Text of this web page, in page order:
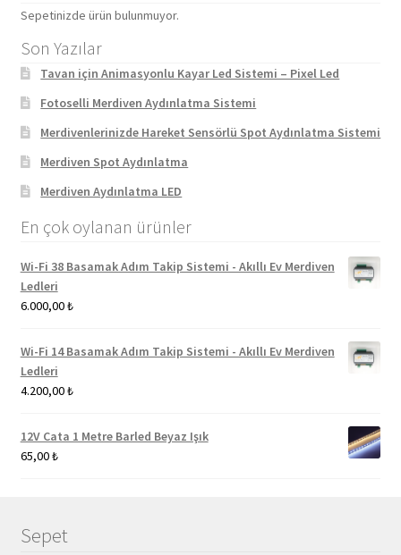
Sepetinizde ürün bulunmuyor.
Son Yazılar
Tavan için Animasyonlu Kayar Led Sistemi – Pixel Led
Fotoselli Merdiven Aydınlatma Sistemi
Merdivenlerinizde Hareket Sensörlü Spot Aydınlatma Sistemi
Merdiven Spot Aydınlatma
Merdiven Aydınlatma LED
En çok oylanan ürünler
Wi-Fi 38 Basamak Adım Takip Sistemi - Akıllı Ev Merdiven
Ledleri
6.000,00₺
Wi-Fi 14 Basamak Adım Takip Sistemi - Akıllı Ev Merdiven
Ledleri
4.200,00₺
12V Cata 1 Metre Barled Beyaz Işık
65,00₺
Sepet